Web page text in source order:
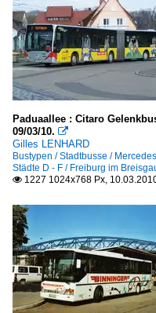
Paduaallee : Citaro
09/03/10. 
Gilles LENHARD
Bustypen / Stadtbusse /
Städte D - F / Freiburg im
 1227 1024x768 Px,